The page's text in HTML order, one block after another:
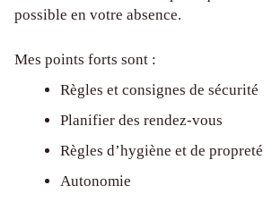
possible en votre absence.
Mes points forts sont :
Règles et consignes de sécurité
Planifier des rendez-vous
Règles d’hygiène et de propreté
Autonomie